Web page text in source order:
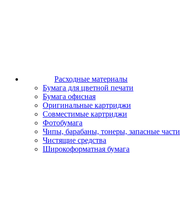
Расходные материалы
Бумага для цветной печати
Бумага офисная
Оригинальные картриджи
Совместимые картриджи
Фотобумага
Чипы, барабаны, тонеры, запасные части
Чистящие средства
Широкоформатная бумага